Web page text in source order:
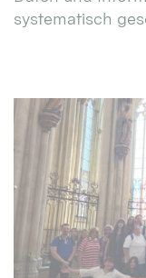
systematisch